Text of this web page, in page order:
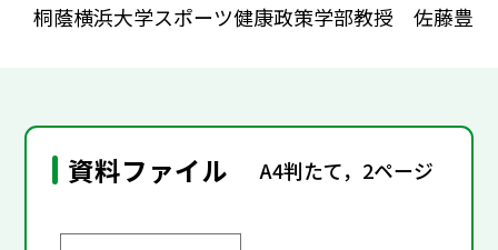
桐蔭横浜大学スポーツ健康政策学部教授 佐藤豊
資料ファイル A4判たて，2ページ